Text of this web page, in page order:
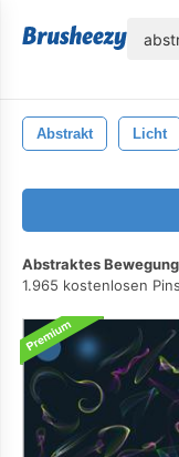
Abstrakt Licht
Abstraktes
1.965 kostenlosen